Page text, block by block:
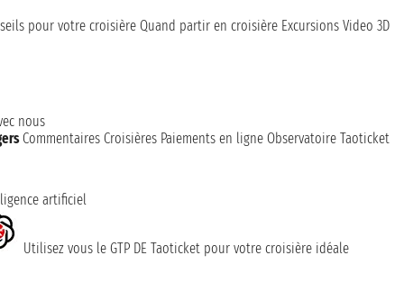
pour votre croisière Quand partir en croisière Excursions Video 3D
nous
Commentaires Croisières Paiements en ligne Observatoire Taoticket
artificiel
Utilisez vous le GTP DE Taoticket pour votre croisière idéale